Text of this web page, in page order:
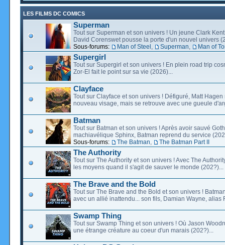
LES FILMS DC COMICS
Superman
Tout sur Superman et son univers ! Un jeune Clark
David Corenswet pousse la porte d'un nouvel univers
Sous-forums:
Man of Steel Superman Man of
Supergirl
Tout sur Supergirl et son univers ! En plein road trip
Zor-El fait le point sur sa vie (2026)...
Clayface
Tout sur Clayface et son univers ! Défiguré, Matt Hagen
nouveau visage, mais se retrouve avec une gueule
Batman
Tout sur Batman et son univers ! Après avoir sauvé
machiavélique Sphinx, Batman reprend du service
Sous-forums:
The Batman The Batman Part II
The Authority
Tout sur The Authority et son univers ! Avec The
les moyens quand il s'agit de sauver le monde (202?)...
The Brave and the Bold
Tout sur The Brave and the Bold et son univers !
avec un allié inattendu... son fils, Damian Wayne, alias
Swamp Thing
Tout sur Swamp Thing et son univers ! Où Jason
une étrange créature au coeur d'un marais (202?)...